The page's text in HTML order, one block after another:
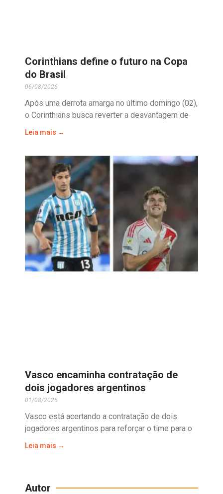
Corinthians define o futuro na Copa
do Brasil
06/08/2026
Após uma derrota amarga no último domingo (02),
o Corinthians busca reverter a desvantagem de
Leia mais →
Vasco encaminha contratação de
dois jogadores argentinos
01/08/2026
Vasco está acertando a contratação de dois
jogadores argentinos para reforçar o time para o
Leia mais →
Autor